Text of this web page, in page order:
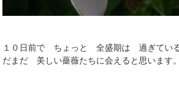
１０日前で ちょっと 全盛期は 過ぎてい
だまだ 美しい薔薇たちに会えると思います。